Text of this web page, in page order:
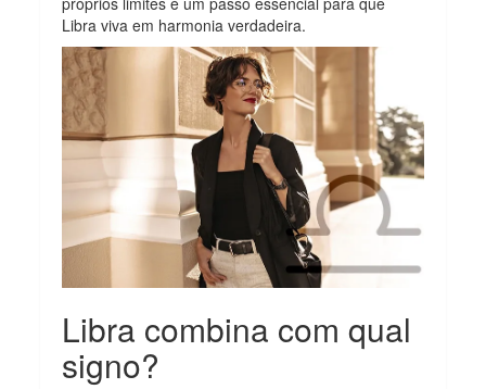
Libra viva em harmonia verdadeira.
Libra combina com qual
signo?